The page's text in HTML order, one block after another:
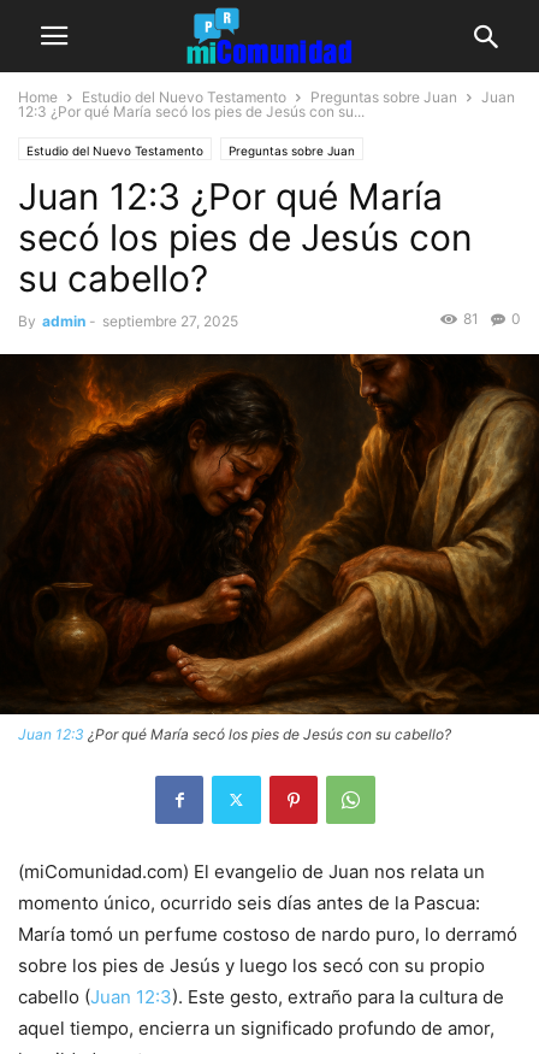
Home Estudio del Nuevo Testamento Preguntas sobre Juan
Juan
12:3 ¿Por qué María secó los pies de Jesús con su...
Estudio del Nuevo Testamento Preguntas sobre Juan
Juan 12:3 ¿Por qué María
secó los pies de Jesús con
su cabello?
By admin - septiembre 27, 2025 0
81
Juan 12:3 ¿Por qué María secó los pies de Jesús con su cabello?
(miComunidad.com) El evangelio de Juan nos relata un
momento único, ocurrido seis días antes de la Pascua:
María tomó un perfume costoso de nardo puro, lo derramó
sobre los pies de Jesús y luego los secó con su propio
cabello (Juan 12:3). Este gesto, extraño para la cultura de
aquel tiempo, encierra un significado profundo de amor,